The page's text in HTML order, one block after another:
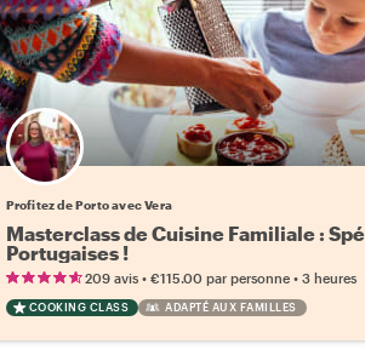
Profitez de Porto avec Vera
Masterclass de Cuisine Familiale :
Portugaises !
209 avis• €115.00 par personne• 3 heures
COOKING CLASS ADAPTÉ AUX FAMILLES